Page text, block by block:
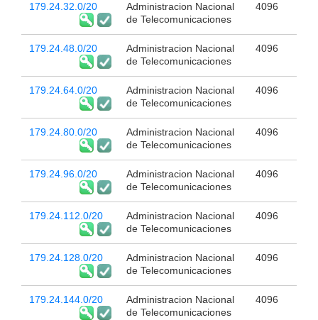
179.24.32.0/20
Administracion Nacional
de Telecomunicaciones
4096
179.24.48.0/20
Administracion Nacional
de Telecomunicaciones
4096
179.24.64.0/20
Administracion Nacional
de Telecomunicaciones
4096
179.24.80.0/20
Administracion Nacional
de Telecomunicaciones
4096
179.24.96.0/20
Administracion Nacional
de Telecomunicaciones
4096
179.24.112.0/20
Administracion Nacional
de Telecomunicaciones
4096
179.24.128.0/20
Administracion Nacional
de Telecomunicaciones
4096
179.24.144.0/20
Administracion Nacional
de Telecomunicaciones
4096